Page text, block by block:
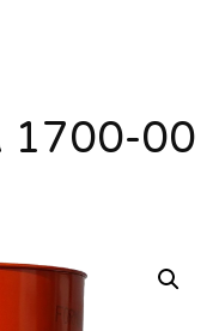
1700-00